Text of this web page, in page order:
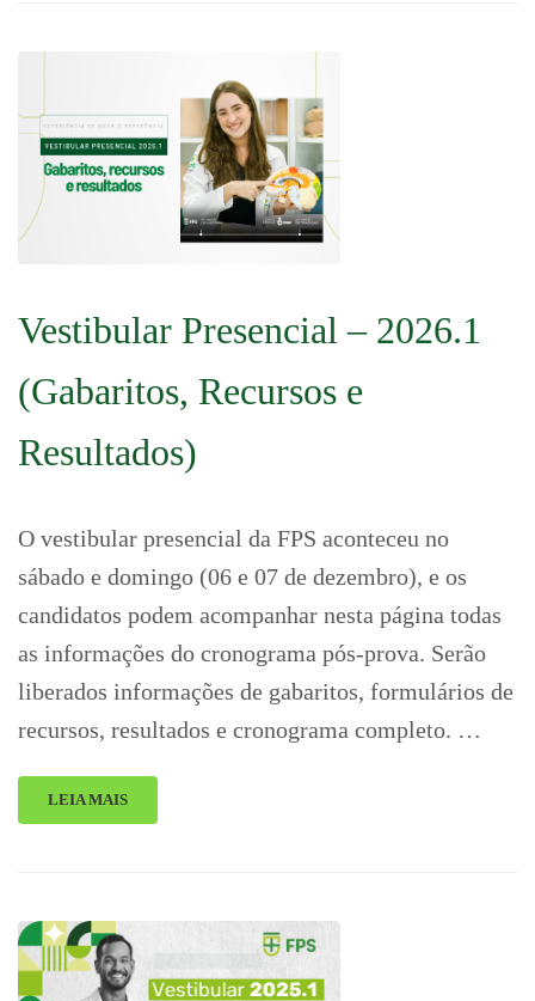
Vestibular Presencial – 2026.1
(Gabaritos, Recursos e
Resultados)
O vestibular presencial da FPS aconteceu no
sábado e domingo (06 e 07 de dezembro), e os
candidatos podem acompanhar nesta página todas
as informações do cronograma pós-prova. Serão
liberados informações de gabaritos, formulários de
recursos, resultados e cronograma completo. …
LEIA MAIS